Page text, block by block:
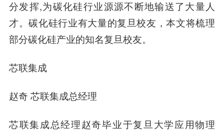
分发挥,为碳化硅行业源源不断地输送了大量人
才。碳化硅行业有大量的复旦校友，本文将梳理
部分碳化硅产业的知名复旦校友。
芯联集成
赵奇芯联集成总经理
芯联集成总经理赵奇毕业于复旦大学应用物理